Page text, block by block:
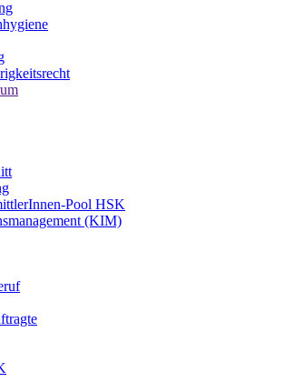
Pool HSK
(KIM)